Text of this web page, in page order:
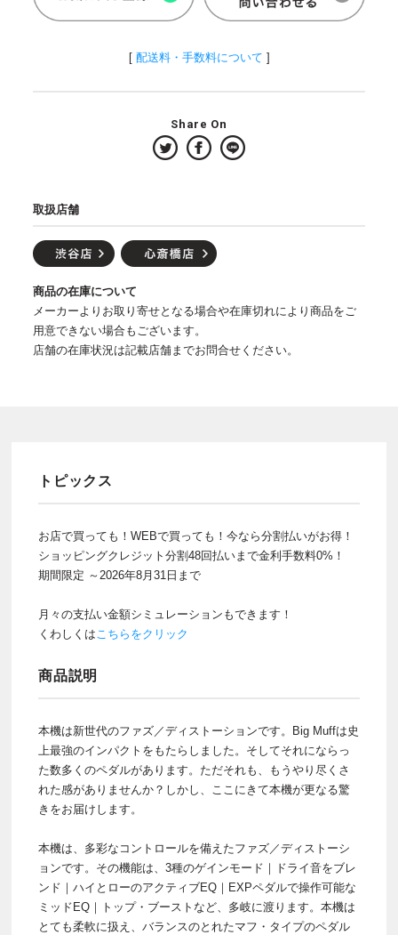
[ 配送料・手数料について ]
Share On
取扱店舗
商品の在庫について
メーカーよりお取り寄せとなる場合や在庫切れにより商品をご
用意できない場合もございます。
店舗の在庫状況は記載店舗までお問合せください。
トピックス
お店で買っても！WEBで買っても！今なら分割払いがお得！
ショッピングクレジット分割48回払いまで金利手数料0%！
期間限定 ～2026年8月31日まで
月々の支払い金額シミュレーションもできます！
くわしくはこちらをクリック
商品説明
本機は新世代のファズ／ディストーションです。Big Muffは史
上最強のインパクトをもたらしました。そしてそれにならっ
た数多くのペダルがあります。ただそれも、もうやり尽くさ
れた感がありませんか？しかし、ここにきて本機が更なる驚
きをお届けします。
本機は、多彩なコントロールを備えたファズ／ディストーシ
ョンです。その機能は、3種のゲインモード｜ドライ音をブレ
ンド｜ハイとローのアクティブEQ｜EXPペダルで操作可能な
ミッドEQ｜トップ・ブーストなど、多岐に渡ります。本機は
とても柔軟に扱え、バランスのとれたマフ・タイプのペダル